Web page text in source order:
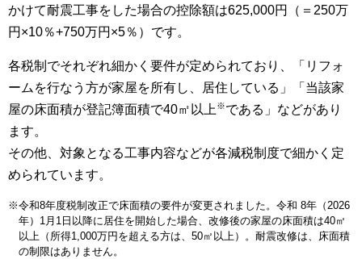
かけて耐震工事をした場合の控除額は625,000円（＝250万
円×10％+750万円×5％）です。
各税制でそれぞれ細かく要件が定められており、「リフォ
ームを行なう方が家屋を所有し、居住している」「当該家
屋の床面積が登記簿面積で40㎡以上 ※である」などがあり
ます。
その他、対象となる工事内容などが各減税制度で細かく定
められています。
※令和8年度税制改正で床面積の要件が変更されました。令和 8年（2026
年）1月1日以降に居住を開始した場合、改修後の家屋の床面積は40㎡
以上（所得1,000万円を超える方は、50㎡以上）。耐震改修は、床面積
の制限はありません。